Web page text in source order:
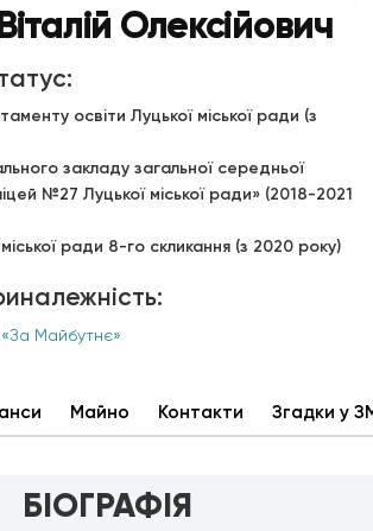
Олексійович
освіти Луцької міської ради (з
закладу загальної середньої
№27 Луцької міської ради» (2018-2021
ради 8-го скликання (з 2020 року)
«За Майбутнє»
Майно Контакти Згадки у
БІОГРАФІЯ